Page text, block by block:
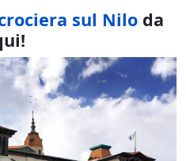
sul Niloda